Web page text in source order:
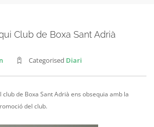
Club de Boxa Sant Adrià
Categorised Diari
club de Boxa Sant Adrià ens obsequia amb la
del club.